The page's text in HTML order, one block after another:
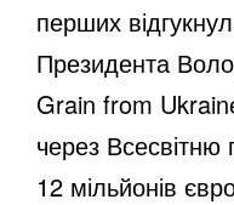
перших
Президента
Grain from
через Всесвітню
12 мільйонів